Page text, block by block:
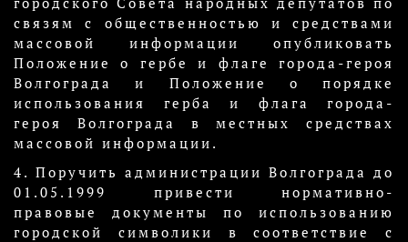
связям с общественностью и средствами
массовой информации опубликовать
Положение о гербе и флаге города-героя
Волгограда и Положение о порядке
использования герба и флага города-
героя Волгограда в местных средствах
массовой информации.
4. Поручить администрации Волгограда до
01.05.1999 привести нормативно-
правовые документы по использованию
городской символики в соответствие с